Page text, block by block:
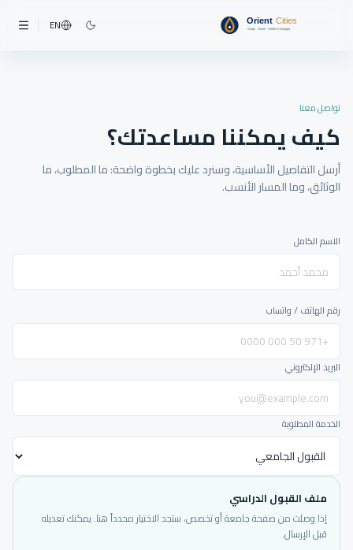
EN
تواصل معنا
كيف يمكننا مساعدتك؟
أرسل التفاصيل الأساسية، وسنرد عليك بخطوة واضحة: ما المطلوب، ما
الوثائق، وما المسار الأنسب.
الاسم الكامل
رقم الهاتف / واتساب
البريد الإلكتروني
الخدمة المطلوبة
ملف القبول الدراسي
إذا وصلت من صفحة جامعة أو تخصص، ستجد الاختيار محدداً هنا. يمكنك تعديله
قبل الإرسال.